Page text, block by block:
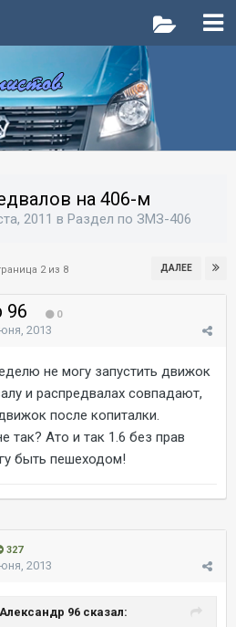
на 406-м
2011 в Раздел по ЗМЗ-406
ДАЛЕЕ
2 из 8
96 0
2013
не могу запустить движок
и распредвалах совпадают,
после копиталки.
так? Ато и так 1.6 без прав
быть пешеходом!
327
2013
96 сказал: